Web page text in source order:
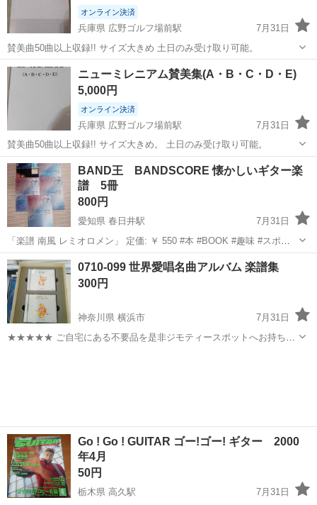
オンライン決済
兵庫県 広野ゴルフ場前駅
7月31日
賛美曲50曲以上収録!! サイズ大きめ 土日のみ受け取り可能。
兵庫 三木市 広野ゴルフ場前駅 楽譜、音楽書
ニューミレニアム賛美集(A・B・C・D・E)
5,000円
オンライン決済
兵庫県 広野ゴルフ場前駅
7月31日
賛美曲50曲以上収録!! サイズ大きめ。 土日のみ受け取り可能。
兵庫 三木市 広野ゴルフ場前駅 楽譜、音楽書
BAND王 BANDSCORE 懐かしいギター楽
譜 5冊
800円
愛知県 春日井駅
7月31日
「楽譜 南風 レミオロメン」 定価: ￥ 550 #本 #BOOK #趣味 #スポー
ツ #実用 上海ハニー ¥550 One Night Carnival ¥550 以心電信 ¥525
バンド王 天体...
愛知 春日井市 春日井駅 楽譜、音楽書 楽譜
0710-099 世界愛唱名曲アルバム 楽譜集
300円
神奈川県 横浜市
7月31日
★★★★★ ご自宅にある不要品を是非ジモティースポットへお持ち込
Go ! Go ! GUITAR ゴー!ゴー! ギター 2000
年4月
50円
栃木県 高久駅
7月31日